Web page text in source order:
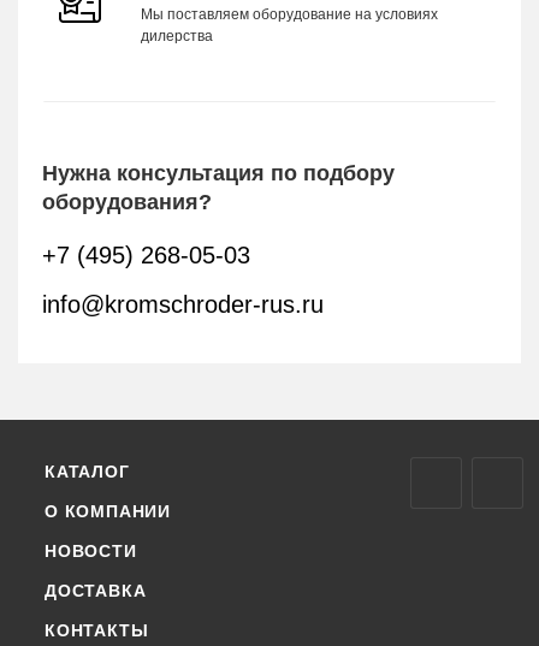
Мы поставляем оборудование на условиях
дилерства
Нужна консультация по подбору
оборудования?
+7 (495) 268-05-03
info@kromschroder-rus.ru
КАТАЛОГ
О КОМПАНИИ
НОВОСТИ
ДОСТАВКА
КОНТАКТЫ